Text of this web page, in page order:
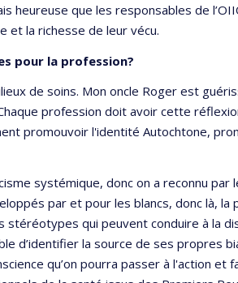
heureuse que les responsables de
et la richesse de leur vécu.
pour la profession?
de soins. Mon oncle Roger est
profession doit avoir cette
promouvoir l'identité Autochtone,
systémique, donc on a reconnu
par et pour les blancs, donc là,
qui peuvent conduire à la
d’identifier la source de ses propres
qu’on pourra passer à l'action